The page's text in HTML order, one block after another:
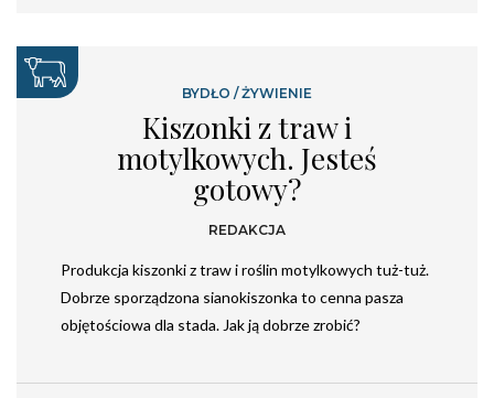
BYDŁO /ŻYWIENIE
Kiszonki z traw i
motylkowych. Jesteś
gotowy?
REDAKCJA
Produkcja kiszonki z traw i roślin motylkowych tuż-tuż.
Dobrze sporządzona sianokiszonka to cenna pasza
objętościowa dla stada. Jak ją dobrze zrobić?